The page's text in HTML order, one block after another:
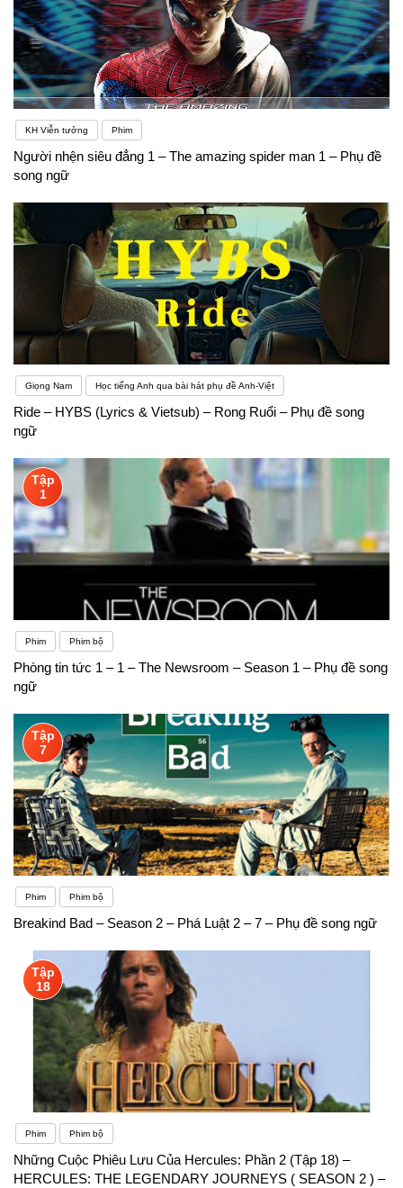
KH Viễn tưởng Phim
Người nhện siêu đẳng 1 – The amazing spider man 1 – Phụ đề
song ngữ
Giọng Nam Học tiếng Anh qua bài hát phụ đề Anh-Việt
Ride – HYBS (Lyrics & Vietsub) – Rong Ruổi – Phụ đề song
ngữ
Tập
1
Phim Phim bộ
Phòng tin tức 1 – 1 – The Newsroom – Season 1 – Phụ đề song
ngữ
Tập
7
Phim Phim bộ
Breakind Bad – Season 2 – Phá Luật 2 – 7 – Phụ đề song ngữ
Tập
18
Phim Phim bộ
Những Cuộc Phiêu Lưu Của Hercules: Phần 2 (Tập 18) –
HERCULES: THE LEGENDARY JOURNEYS ( SEASON 2 ) –